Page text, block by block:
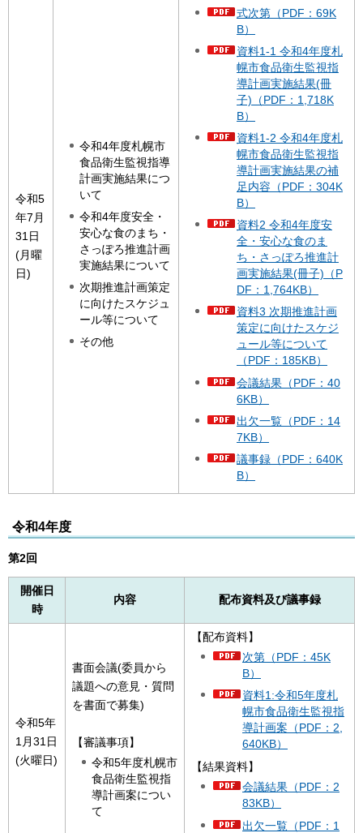
令和5
年7月
31日
(月曜
日)
令和4年度札幌市
食品衛生監視指導
計画実施結果につ
いて
令和4年度安全・
安心な食のまち・
さっぽろ推進計画
実施結果について
次期推進計画策定
に向けたスケジュ
ール等について
その他
式次第（PDF：69K
B）
資料1-1 令和4年度札
幌市食品衛生監視指
導計画実施結果(冊
子)（PDF：1,718K
B）
資料1-2 令和4年度札
幌市食品衛生監視指
導計画実施結果の補
足内容（PDF：304K
B）
資料2 令和4年度安
全・安心な食のま
ち・さっぽろ推進計
画実施結果(冊子)（P
DF：1,764KB）
資料3 次期推進計画
策定に向けたスケジ
ュール等について
（PDF：185KB）
会議結果（PDF：40
6KB）
出欠一覧（PDF：14
7KB）
議事録（PDF：640K
B）
令和4年度
第2回
開催日
時
内容 配布資料及び議事録
令和5年
1月31日
(火曜日)
書面会議(委員から
議題への意見・質問
を書面で募集)
【審議事項】
令和5年度札幌市
食品衛生監視指
導計画案につい
て
【配布資料】
次第（PDF：45K
B）
資料1:令和5年度札
幌市食品衛生監視指
導計画案（PDF：2,
640KB）
【結果資料】
会議結果（PDF：2
83KB）
出欠一覧（PDF：1